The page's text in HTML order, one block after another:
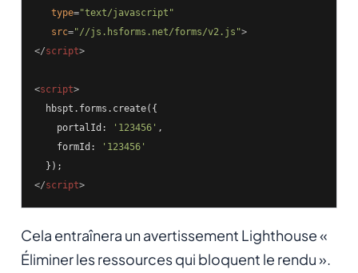
type="text/javascript"
src="//js.hsforms.net/forms/v2.js">
</script>
<script>
  hbspt.forms.create({
    portalId:
'123456' ,
    formId:
'123456'
</script>
Cela entraînera un avertissement Lighthouse «
Éliminer les ressources qui bloquent le rendu ».